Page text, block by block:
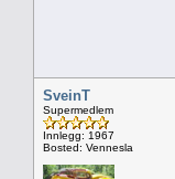
SveinT
Supermedlem
Innlegg: 1967
Bosted: Vennesla